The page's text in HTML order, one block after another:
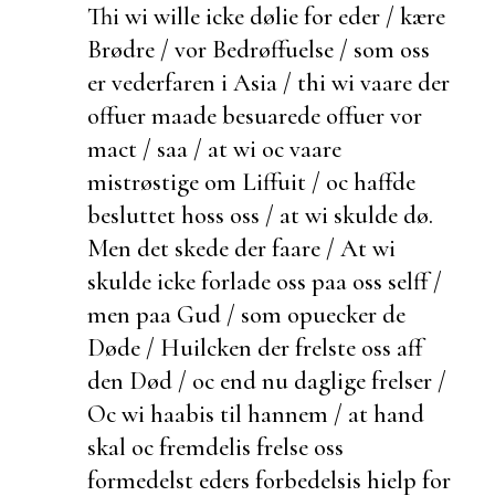
Thi wi wille icke dølie for eder / kære
Brødre / vor Bedrøffuelse / som oss
ervederfaren i Asia / thi wi vaare der
offuer maade besuarede offuer vor
mact / saa / at wi oc vaare
mistrøstige om Liffuit / oc haffde
besluttet hoss oss / at wi skulde dø.
Men det skede der faare / At wi
skulde ickeforlade oss paa oss selff /
men paa Gud / som opuecker de
Døde / Huilcken der frelste oss aff
den Død / oc end nu daglige frelser /
Oc wi haabis til hannem / at hand
skal ocfremdelis frelse oss
formedelst eders forbedelsis hielp for